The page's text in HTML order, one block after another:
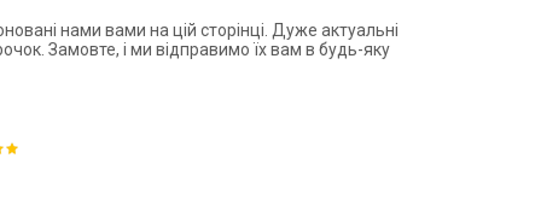
нами вами на цій сторінці. Дуже актуальні
Замовте, і ми відправимо їх вам в будь-яку